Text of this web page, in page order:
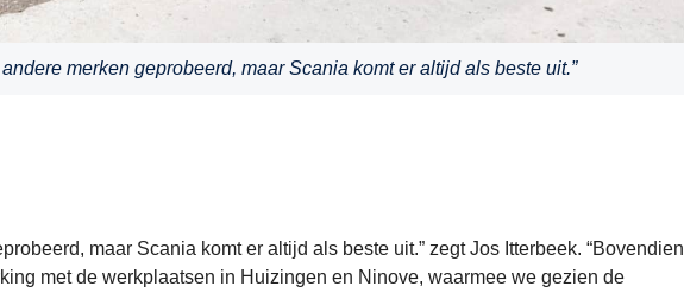
merken geprobeerd, maar Scania komt er altijd als beste uit.”
maar Scania komt er altijd als beste uit.” zegt Jos Itterbeek. “Bovendien
met de werkplaatsen in Huizingen en Ninove, waarmee we gezien de